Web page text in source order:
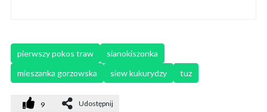
pierwszy pokos traw
sianokiszonka
mieszanka gorzowska
siew kukurydzy tuz
9 Udostępnij